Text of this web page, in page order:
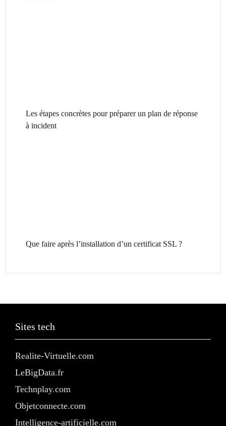
Les étapes concrètes pour préparer un plan de réponse
à incident
Que faire après l’installation d’un certificat SSL ?
Sites tech
Realite-Virtuelle.com
LeBigData.fr
Technplay.com
Objetconnecte.com
Intelligence-artificielle.com